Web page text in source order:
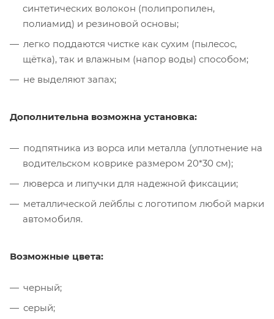
синтетических волокон (полипропилен,
полиамид) и резиновой основы;
легко поддаются чистке как сухим (пылесос,
щётка), так и влажным (напор воды) способом;
не выделяют запах;
Дополнительна возможна установка:
подпятника из ворса или металла (уплотнение на
водительском коврике размером 20*30 см);
люверса и липучки для надежной фиксации;
металлической лейблы с логотипом любой марки
автомобиля.
Возможные цвета:
черный;
серый;